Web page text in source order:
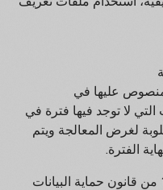
عليها في
لا توجد فيها فترة في
لغرض المعالجة ويتم
الفترة.
8- حقوق صاحب البيانات (المادة 11 من قانون حماية البيانات